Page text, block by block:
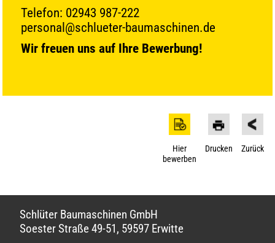
Telefon: 02943 987-222
personal@schlueter-baumaschinen.de
Wir freuen uns auf Ihre Bewerbung!
Hier
bewerben
Drucken Zurück
Schlüter Baumaschinen GmbH
Soester Straße 49-51, 59597 Erwitte